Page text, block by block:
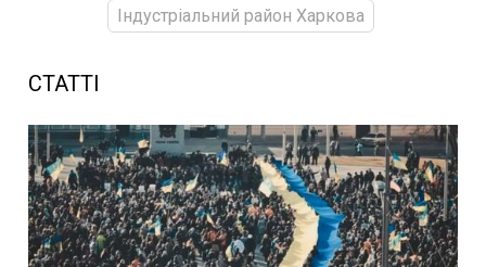
Індустріальний район Харкова
СТАТТІ